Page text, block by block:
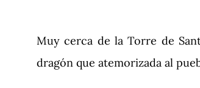
Muy cerca de la Torre de
dragón que atemorizada al